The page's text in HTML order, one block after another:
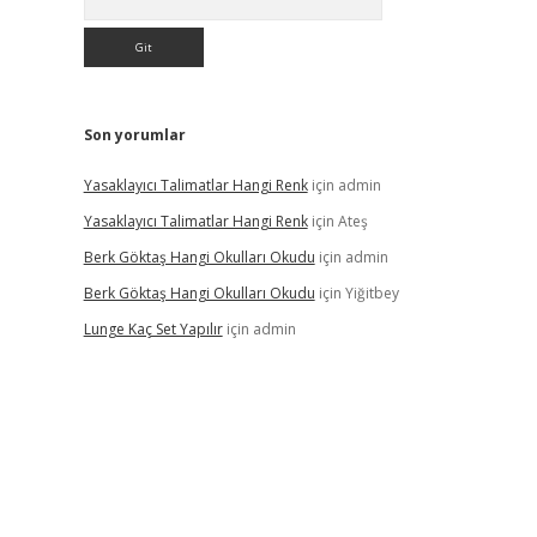
Son yorumlar
Yasaklayıcı Talimatlar Hangi Renkiçin admin
Yasaklayıcı Talimatlar Hangi Renkiçin Ateş
Berk Göktaş Hangi Okulları Okudu için admin
Berk Göktaş Hangi Okulları Okudu için Yiğitbey
Lunge Kaç Set Yapılıriçin admin